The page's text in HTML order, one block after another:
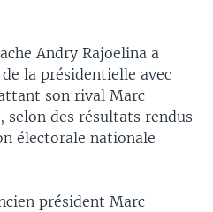
Andry Rajoelina a
la présidentielle avec
son rival Marc
selon des résultats rendus
électorale nationale
président Marc